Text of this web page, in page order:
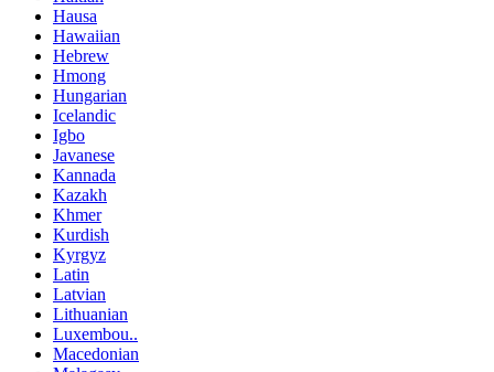
Hausa
Hawaiian
Hebrew
Hmong
Hungarian
Icelandic
Igbo
Javanese
Kannada
Kazakh
Khmer
Kurdish
Kyrgyz
Latin
Latvian
Lithuanian
Luxembou..
Macedonian